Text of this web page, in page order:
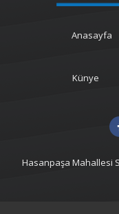
Anasayfa
Künye
Hasanpaşa Mahallesi